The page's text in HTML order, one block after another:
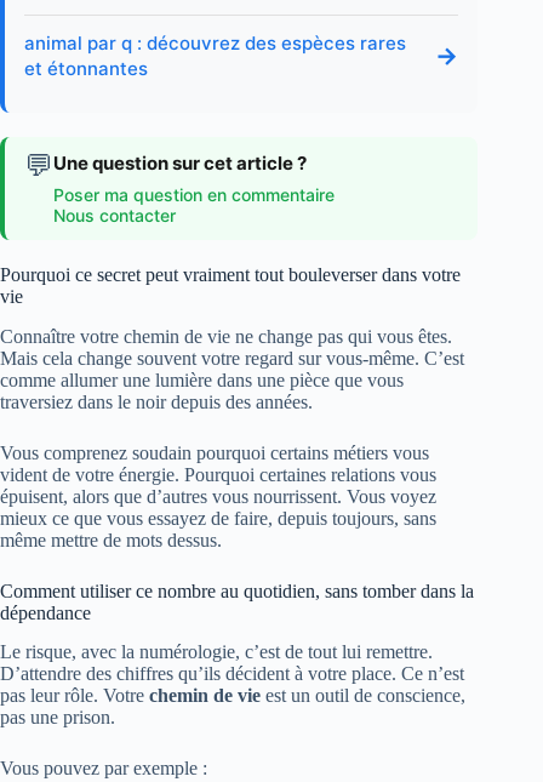
animal par q : découvrez des espèces rares
et étonnantes
→
💬 Une question sur cet article ?
Poser ma question en commentaire
Nous contacter
Pourquoi ce secret peut vraiment tout bouleverser dans votre
vie
Connaître votre chemin de vie ne change pas qui vous êtes.
Mais cela change souvent votre regard sur vous-même. C’est
comme allumer une lumière dans une pièce que vous
traversiez dans le noir depuis des années.
Vous comprenez soudain pourquoi certains métiers vous
vident de votre énergie. Pourquoi certaines relations vous
épuisent, alors que d’autres vous nourrissent. Vous voyez
mieux ce que vous essayez de faire, depuis toujours, sans
même mettre de mots dessus.
Comment utiliser ce nombre au quotidien, sans tomber dans la
dépendance
Le risque, avec la numérologie, c’est de tout lui remettre.
D’attendre des chiffres qu’ils décident à votre place. Ce n’est
pas leur rôle. Votre chemin de vie est un outil de conscience,
pas une prison.
Vous pouvez par exemple :